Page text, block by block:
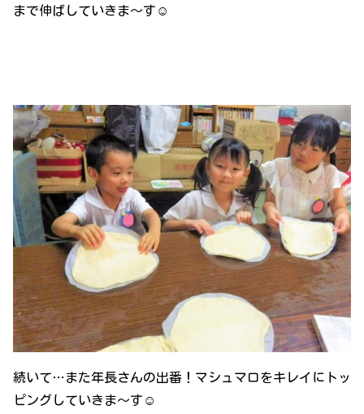
まで伸ばしていきま～す☺
続いて…また年長さんの出番！マシュマロをキレイにトッ
ピングしていきま～す☺